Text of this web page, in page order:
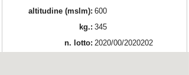
altitudine (mslm): 600
kg.: 345
n. lotto: 2020/00/2020202